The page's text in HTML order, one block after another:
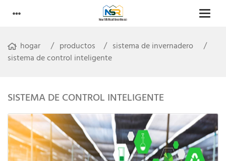
hogar productos
sistema de invernadero
sistema de control inteligente
SISTEMA DE CONTROL INTELIGENTE